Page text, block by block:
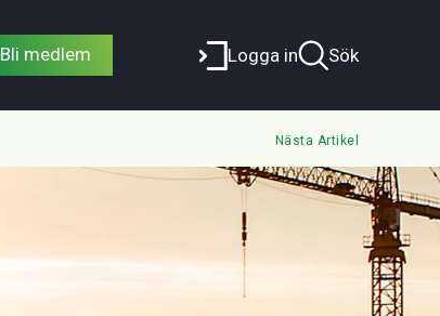
Bli medlem Logga in Sök
Nästa Artikel